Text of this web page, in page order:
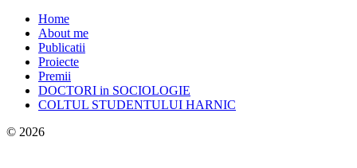
Home
About me
Publicatii
Proiecte
Premii
DOCTORI in SOCIOLOGIE
COLTUL STUDENTULUI HARNIC
© 2026